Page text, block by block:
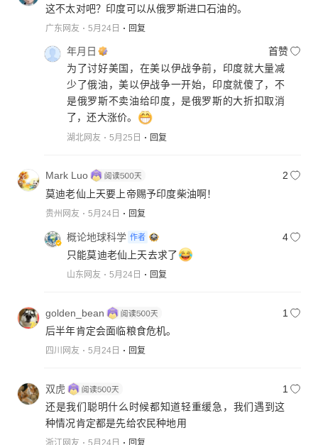
这不太对吧？印度可以从俄罗斯进口石油的。
广东网友 5月24日 回复
年月日
首赞
为了讨好美国，在美以伊战争前，印度就大量减
少了俄油，美以伊战争一开始，印度就傻了，不
是俄罗斯不卖油给印度，是俄罗斯的大折扣取消
了，还大涨价。
湖北网友 5月25日 回复
Mark Luo
2
莫迪老仙上天要上帝赐予印度柴油啊！
贵州网友 5月24日 回复
概论地球科学 作者
4
只能莫迪老仙上天去求了
山东网友 5月24日 回复
golden_bean
1
后半年肯定会面临粮食危机。
四川网友 5月24日 回复
双虎
1
还是我们聪明什么时候都知道轻重缓急，我们遇到这
种情况肯定都是先给农民种地用
浙江网友 5月24日 回复